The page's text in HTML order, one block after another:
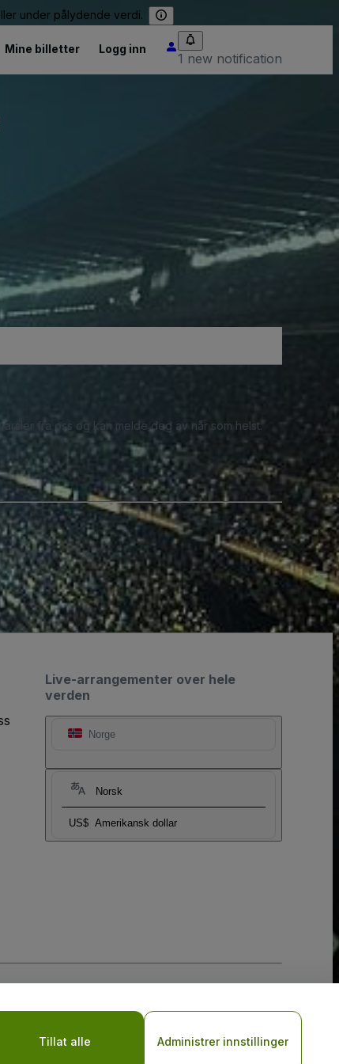
under pålydende verdi.
Mine billetter Logg inn
1 new notification
fra oss og kan melde deg av når som helst.
Live-arrangementer over hele
verden
Norge
Norsk
US$ Amerikansk dollar
ogRetningslinjer for personvern for mobil
Tillat alle Administrer innstillinger